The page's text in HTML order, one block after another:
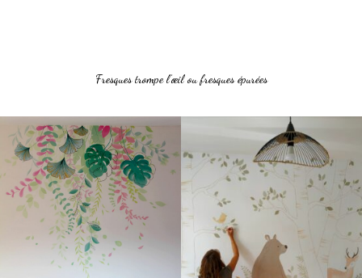
Fresques trompe l’œil ou fresques épurées